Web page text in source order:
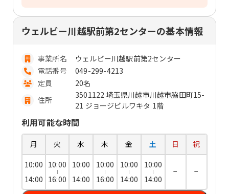
ウェルビー川越駅前第2センターの基本情報
事業所名
ウェルビー川越駅前第2センター
電話番号
049-299-4213
定員
20名
住所
3501122 埼玉県川越市川越市脇田町15-
21 ジョージビルワキタ 1階
利用可能な時間
月 火 水 木 金 土 日
祝
10:00
14:00
10:00
16:00
10:00
14:00
10:00
16:00
10:00
14:00
10:00
14:00
− −